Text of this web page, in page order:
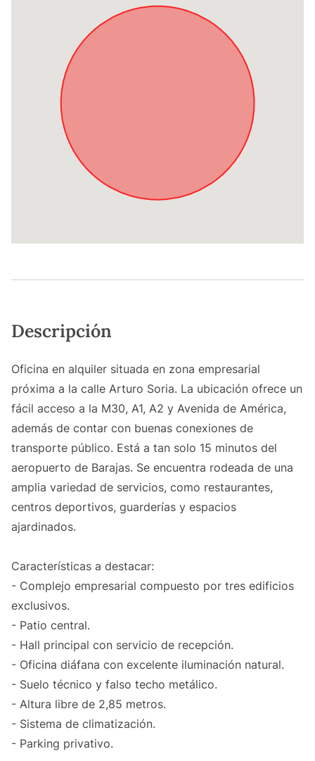
Descripción
Oficina en alquiler situada en zona empresarial
próxima a la calle Arturo Soria. La ubicación ofrece un
fácil acceso a la M30, A1, A2 y Avenida de América,
además de contar con buenas conexiones de
transporte público. Está a tan solo 15 minutos del
aeropuerto de Barajas. Se encuentra rodeada de una
amplia variedad de servicios, como restaurantes,
centros deportivos, guarderías y espacios
ajardinados.
Características a destacar:
- Complejo empresarial compuesto por tres edificios
exclusivos.
- Patio central.
- Hall principal con servicio de recepción.
- Oficina diáfana con excelente iluminación natural.
- Suelo técnico y falso techo metálico.
- Altura libre de 2,85 metros.
- Sistema de climatización.
- Parking privativo.